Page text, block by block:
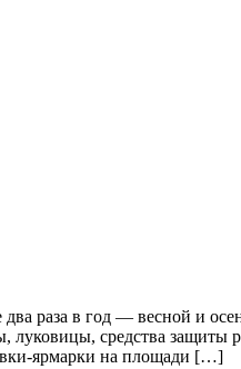
раза в год — весной и
луковицы, средства защиты
ярмарки на площади […]